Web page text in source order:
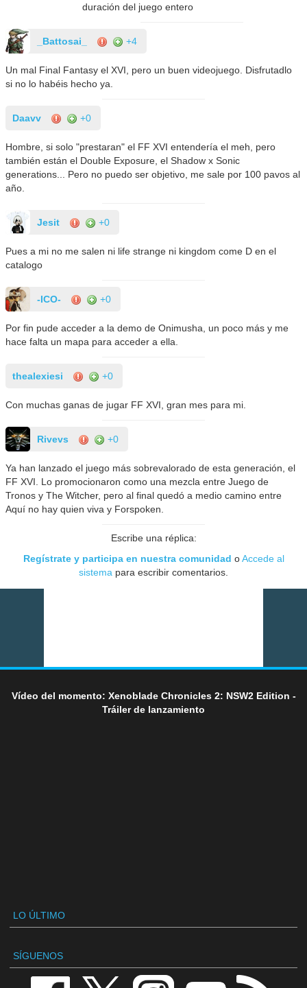
duración del juego entero
_Battosai_ +4
Un mal Final Fantasy el XVI, pero un buen videojuego. Disfrutadlo
si no lo habéis hecho ya.
Daavv +0
Hombre, si solo "prestaran" el FF XVI entendería el meh, pero
también están el Double Exposure, el Shadow x Sonic
generations... Pero no puedo ser objetivo, me sale por 100 pavos al
año.
Jesit +0
Pues a mi no me salen ni life strange ni kingdom come D en el
catalogo
-ICO- +0
Por fin pude acceder a la demo de Onimusha, un poco más y me
hace falta un mapa para acceder a ella.
thealexiesi +0
Con muchas ganas de jugar FF XVI, gran mes para mi.
Rivevs +0
Ya han lanzado el juego más sobrevalorado de esta generación, el
FF XVI. Lo promocionaron como una mezcla entre Juego de
Tronos y The Witcher, pero al final quedó a medio camino entre
Aquí no hay quien viva y Forspoken.
Escribe una réplica:
Regístrate y participa en nuestra comunidad oAccede al
sistema para escribir comentarios.
Vídeo del momento: Xenoblade Chronicles 2: NSW2 Edition -
Tráiler de lanzamiento
LO ÚLTIMO
SÍGUENOS